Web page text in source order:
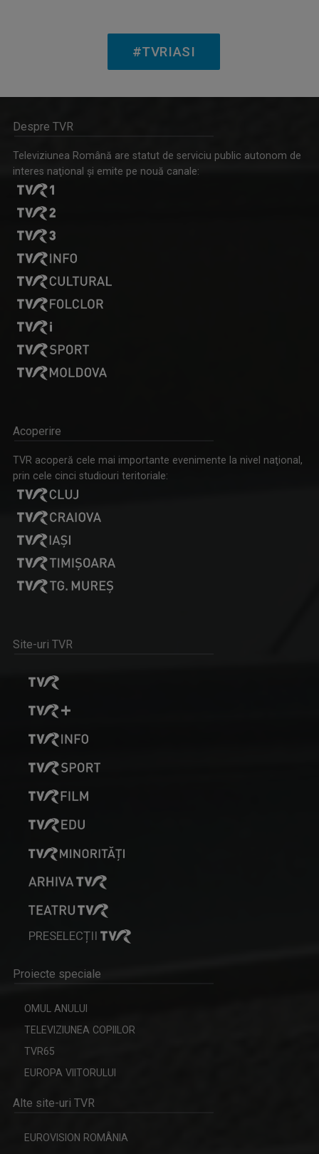
Dezbatere pe subiecte din învățământul ...
Poveşti despre oraşul de odinioară şi cel de ...
REGIUNEA ÎN OBIECTIV
Obiectivul nostru e ziua ta mai bună!
IA ȘI DESCOPERĂ
Tronson care aduce patru producții difuzate ...
ENERGIA Z
#TVRIASI
Despre TVR
Televiziunea Română are statut de serviciu public autonom de
interes naţional şi emite pe nouă canale:
Acoperire
TVR acoperă cele mai importante evenimente la nivel naţional,
prin cele cinci studiouri teritoriale:
Site-uri TVR
PRESELECȚII
Proiecte speciale
OMUL ANULUI
TELEVIZIUNEA COPIILOR
TVR65
EUROPA VIITORULUI
Alte site-uri TVR
EUROVISION ROMÂNIA